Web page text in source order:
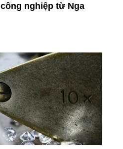
công nghiệp từ Nga